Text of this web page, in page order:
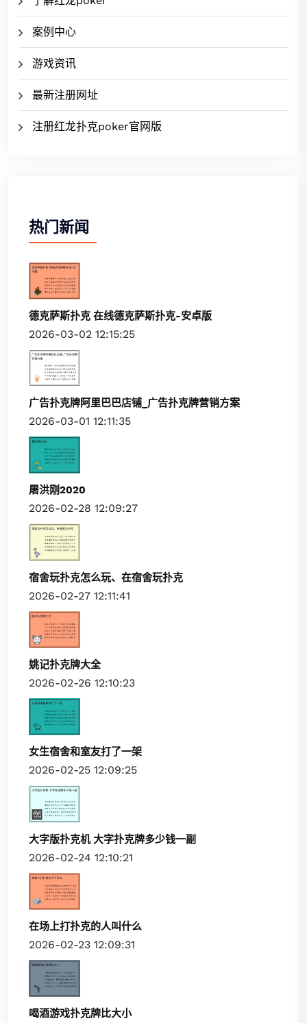
案例中心
游戏资讯
最新注册网址
注册红龙扑克poker官网版
热门新闻
德克萨斯扑克 在线德克萨斯扑克-安卓版
2026-03-02 12:15:25
广告扑克牌阿里巴巴店铺_广告扑克牌营销方案
2026-03-01 12:11:35
屠洪刚2020
2026-02-28 12:09:27
宿舍玩扑克怎么玩、在宿舍玩扑克
2026-02-27 12:11:41
姚记扑克牌大全
2026-02-26 12:10:23
女生宿舍和室友打了一架
2026-02-25 12:09:25
大字版扑克机 大字扑克牌多少钱一副
2026-02-24 12:10:21
在场上打扑克的人叫什么
2026-02-23 12:09:31
喝酒游戏扑克牌比大小